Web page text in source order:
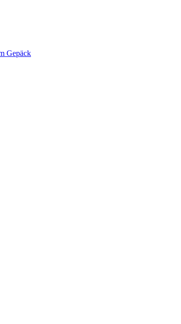
Gepäck